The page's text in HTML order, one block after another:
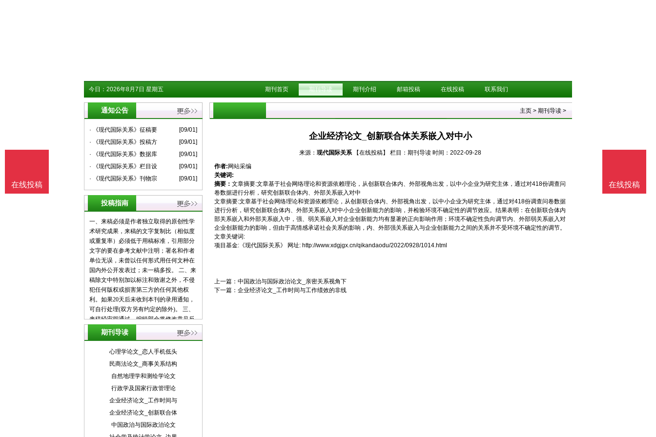
今日： 2026年8月7日 星期五 期刊首页 期刊导读 期刊介绍 邮箱投稿 在线投稿 联系我们
通知公告
· 《现代国际关系》征稿要
[09/01]
· 《现代国际关系》投稿方
[09/01]
· 《现代国际关系》数据库
[09/01]
· 《现代国际关系》栏目设
[09/01]
· 《现代国际关系》刊物宗
[09/01]
投稿指南
一、来稿必须是作者独立取得的原创性学
术研究成果，来稿的文字复制比（相似度
或重复率）必须低于用稿标准，引用部分
文字的要在参考文献中注明；署名和作者
单位无误，未曾以任何形式用任何文种在
国内外公开发表过；未一稿多投。 二、来
稿除文中特别加以标注和致谢之外，不侵
犯任何版权或损害第三方的任何其他权
利。如果20天后未收到本刊的录用通知，
可自行处理(双方另有约定的除外)。 三、
来稿经审阅通过，编辑部会将修改意见反
馈给您，您应在收到通知7天内提交修改
稿。作者享有引用和复制该文的权利及著
作权法的其它权利。 四、一般来说，4500
文章，不能说清问题，很难保证学术质
量，本刊恕不受理。 五、论文格式及要
素：标题、作者、工作单位全称(院系处
室)、摘要、关键词、正文、注释、参考文
查看参考文献格式示例)、作者简介(100字
内)、联系方式(通信地址、邮编、电话、
期刊导读
心理学论文_恋人手机低头
民商法论文_商事关系结构
自然地理学和测绘学论文
行政学及国家行政管理论
企业经济论文_工作时间与
企业经济论文_创新联合体
中国政治与国际政治论文
主页 > 期刊导读 >
企业经济论文_创新联合体关系嵌入对中小
来源： 现代国际关系 【在线投稿】 栏目： 期刊导读 时间：2022-09-28
作者: 网站采编
关键词:
摘要： 文章摘要:文章基于社会网络理论和资源依赖理论，从创新联合体内、外部视角出发，以中小企业为研究主体，通过对418份调查问
卷数据进行分析，研究创新联合体内、外部关系嵌入对中
文章摘要:文章基于社会网络理论和资源依赖理论，从创新联合体内、外部视角出发，以中小企业为研究主体，通过对418份调查问卷数据
进行分析，研究创新联合体内、外部关系嵌入对中小企业创新能力的影响，并检验环境不确定性的调节效应。结果表明：在创新联合体内
部关系嵌入和外部关系嵌入中，强、弱关系嵌入对企业创新能力均有显著的正向影响作用；环境不确定性负向调节内、外部弱关系嵌入对
企业创新能力的影响，但由于高情感承诺社会关系的影响，内、外部强关系嵌入与企业创新能力之间的关系并不受环境不确定性的调节。
文章关键词:
项目基金: 《现代国际关系》 网址: http://www.xdgjgx.cn/qikandaodu/2022/0928/1014.html
上一篇： 中国政治与国际政治论文_亲密关系视角下
下一篇： 企业经济论文_工作时间与工作绩效的非线
在线投稿
在线投稿